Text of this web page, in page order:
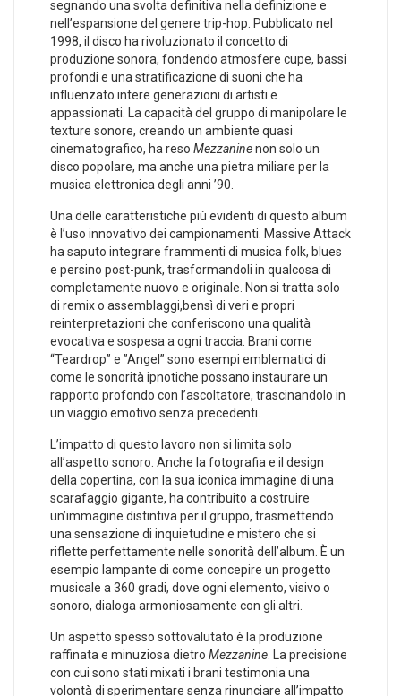
segnando una svolta definitiva nella definizione e
nell’espansione del genere trip-hop. Pubblicato ‌nel
1998, il disco⁤ ha rivoluzionato il concetto di
produzione sonora, fondendo atmosfere cupe, ⁢bassi
profondi e una stratificazione di suoni che ha
influenzato intere generazioni di artisti e
appassionati. La capacità del gruppo di manipolare le
texture sonore, creando un ambiente quasi
cinematografico, ha reso Mezzaninenon solo un
disco ‌popolare, ma anche una pietra miliare per ‍la⁢
musica ⁢elettronica ⁣degli ⁢anni ’90.
Una delle‍ caratteristiche più evidenti di questo album
è l’uso⁣ innovativo dei campionamenti. Massive ⁣Attack
ha saputo integrare frammenti di musica folk, blues
e persino post-punk, trasformandoli in ‌qualcosa di
completamente nuovo e⁣ originale. Non si​ tratta solo
di remix o assemblaggi,bensì di veri e propri
reinterpretazioni che conferiscono una ⁤qualità ​
evocativa e sospesa a ogni traccia. Brani​ come
“Teardrop” e ​”Angel”‍ sono esempi emblematici di
come ​le sonorità ipnotiche possano ‌instaurare un
rapporto profondo con ​l’ascoltatore, ⁣trascinandolo in
un viaggio emotivo senza ​precedenti.
L’impatto di​ questo⁢ lavoro non si limita​ solo​
all’aspetto sonoro.‍ Anche la fotografia e il design
della copertina, con la ‍sua iconica⁣ immagine di una
scarafaggio ​gigante, ha contribuito a costruire
un’immagine distintiva per il ‍gruppo, trasmettendo
una sensazione di inquietudine e⁤ mistero ⁤che si
riflette perfettamente nelle sonorità dell’album. È un
esempio lampante di come concepire un progetto
musicale ​a 360 gradi, dove ogni elemento, visivo o
⁢sonoro, dialoga armoniosamente con gli altri.
Un aspetto spesso sottovalutato è la produzione
raffinata e minuziosa dietro Mezzanine. La precisione⁢
con cui sono ‍stati mixati i ⁤brani⁣ testimonia ⁣una
volontà di sperimentare senza rinunciare all’impatto